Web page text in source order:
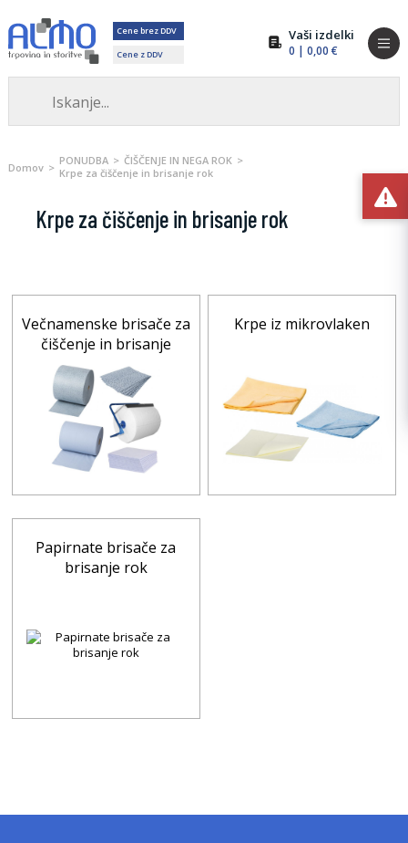
Cene brez DDV
Cene z DDV
Vaši izdelki
0 | 0,00 €
Domov PONUDBA
ČIŠČENJE IN NEGA ROK
Krpe za čiščenje in brisanje rok
Krpe za čiščenje in brisanje rok
Večnamenske brisače za
čiščenje in brisanje
Krpe iz mikrovlaken
Papirnate brisače za
brisanje rok